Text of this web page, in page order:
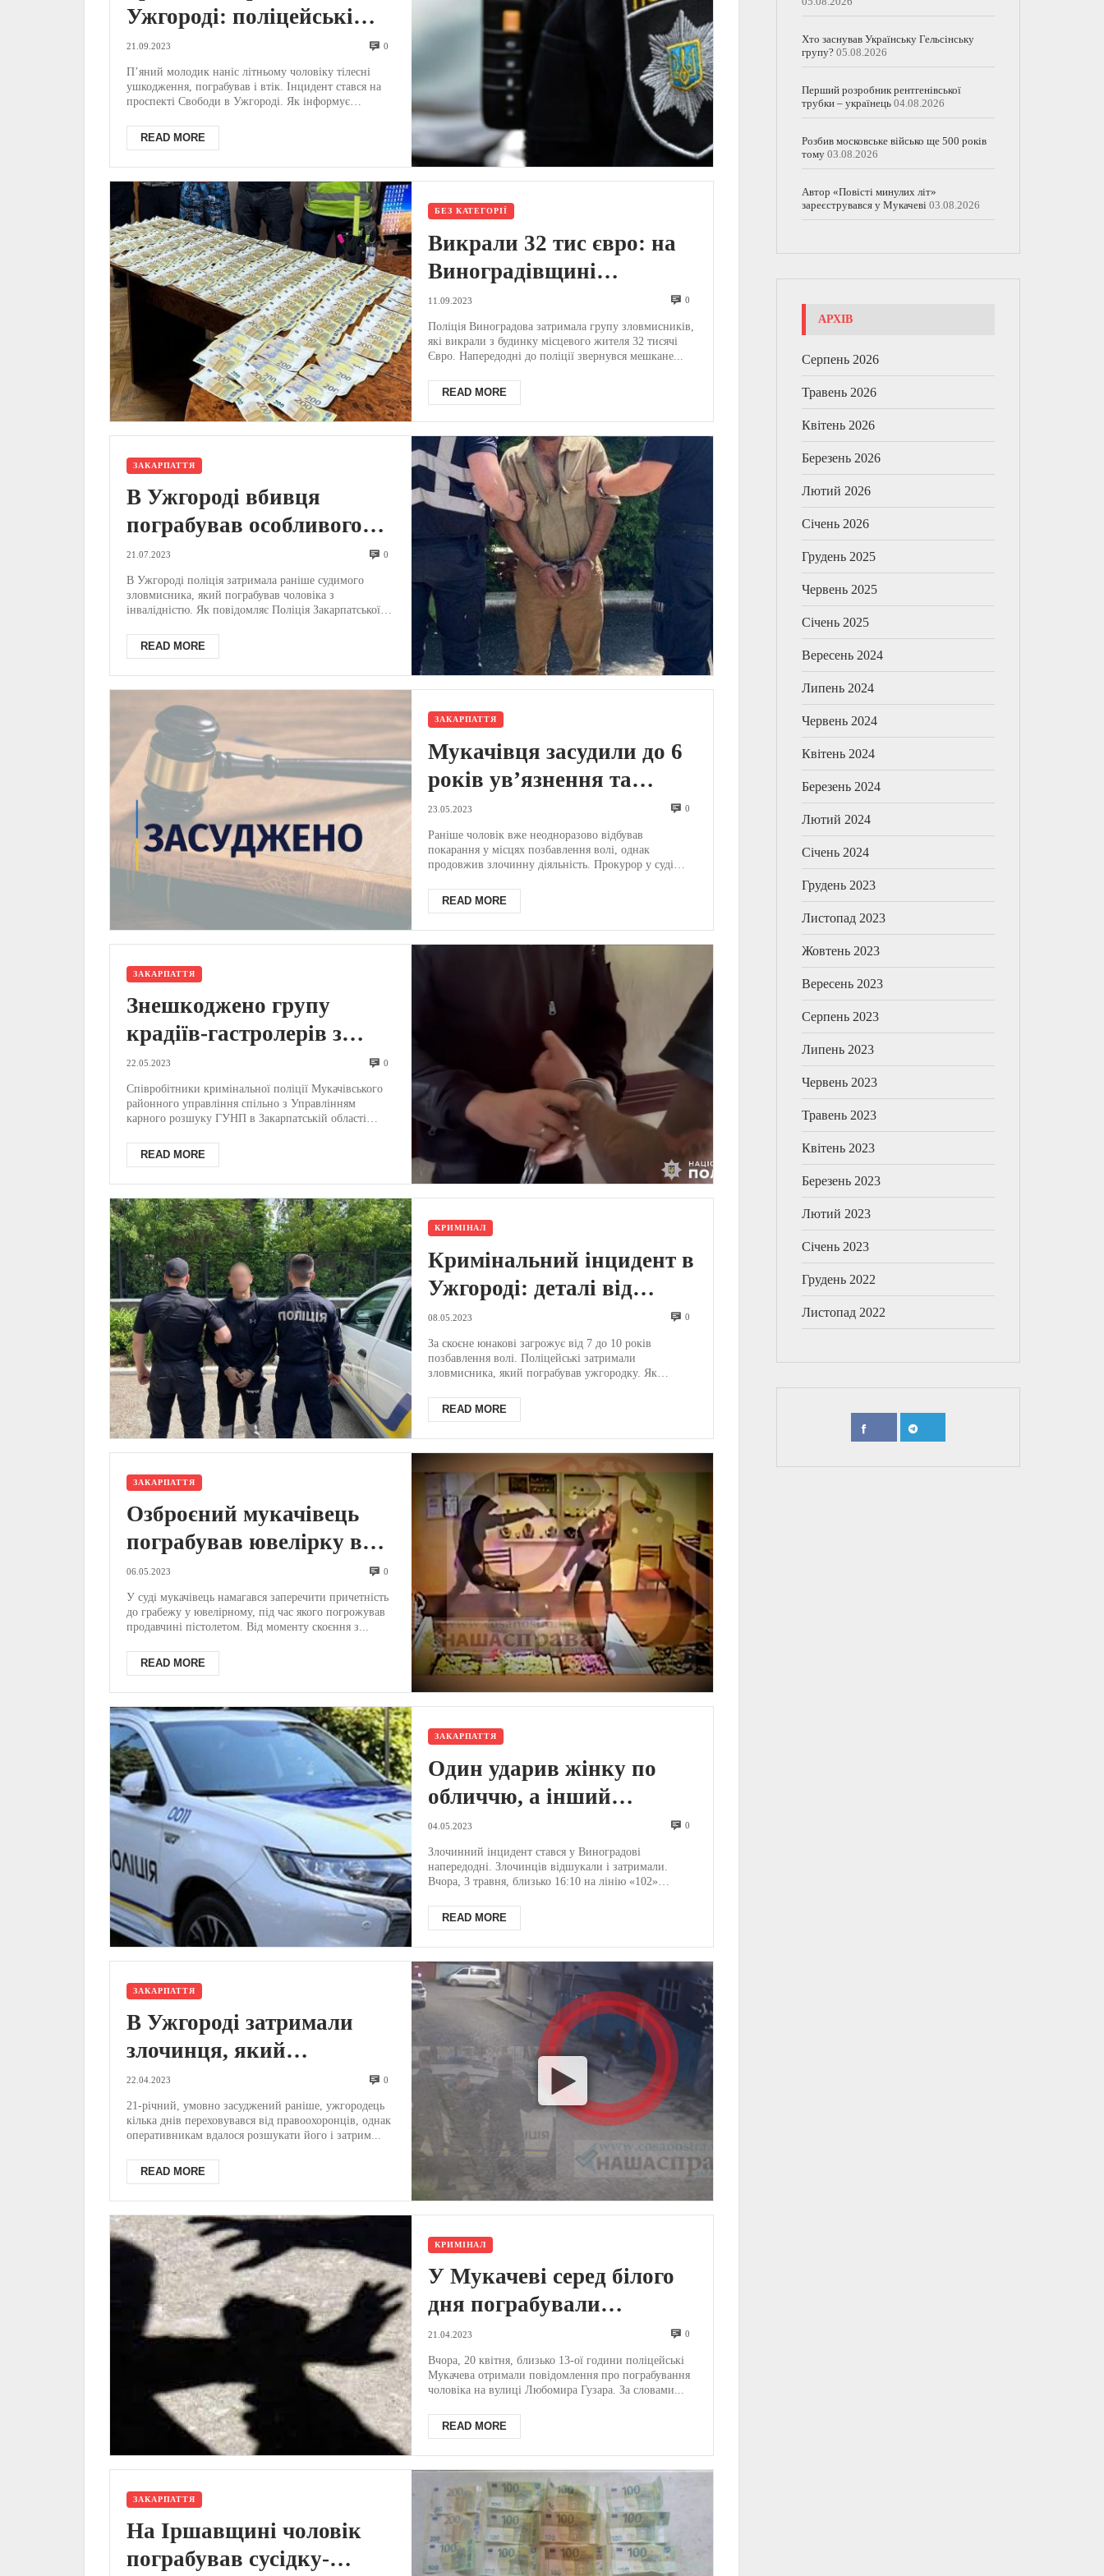
Ужгороді: поліцейські
розповіли деталі (ФОТО)
21.09.2023 0
П’яний молодик наніс літньому чоловіку тілесні
ушкодження, пограбував і втік. Інцидент стався на
проспекті Свободи в Ужгороді. Як інформує
READ MORE
БЕЗ КАТЕГОРІЇ
Викрали 32 тис євро: на
Виноградівщині
пограбували помешкання
(ФОТО)
11.09.2023 0
Поліція Виноградова затримала групу зловмисників,
які викрали з будинку місцевого жителя 32 тисячі
Євро. Напередодні до поліції звернувся мешкане...
READ MORE
ЗАКАРПАТТЯ
В Ужгороді вбивця
пограбував особливого
чоловіка (ФОТО)
21.07.2023 0
В Ужгороді поліція затримала раніше судимого
зловмисника, який пограбував чоловіка з
інвалідністю. Як повідомляє Поліція Закарпатської
READ MORE
ЗАКАРПАТТЯ
Мукачівця засудили до 6
років ув’язнення та
зобов’язали повернути
понад 650 тис грн: відомо,
що він накоїв
23.05.2023 0
Раніше чоловік вже неодноразово відбував
покарання у місцях позбавлення волі, однак
продовжив злочинну діяльність. Прокурор у суді
READ MORE
ЗАКАРПАТТЯ
Знешкоджено групу
крадіїв-гастролерів з
Харківщини, які
промишляли на
Закарпатті (ВІДЕО)
22.05.2023 0
Співробітники кримінальної поліції Мукачівського
районного управління спільно з Управлінням
карного розшуку ГУНП в Закарпатській області
READ MORE
КРИМІНАЛ
Кримінальний інцидент в
Ужгороді: деталі від
поліції (ФОТО)
08.05.2023 0
За скоєне юнакові загрожує від 7 до 10 років
позбавлення волі. Поліцейські затримали
зловмисника, який пограбував ужгородку. Як
READ MORE
ЗАКАРПАТТЯ
Озброєний мукачівець
пограбував ювелірку в
Берегові на майже ₴ 420
тис: 12 років потому суд
першої інстанції виніс
вирок
06.05.2023 0
У суді мукачівець намагався заперечити причетність
до грабежу у ювелірному, під час якого погрожував
продавчині пістолетом. Від моменту скоєння з...
READ MORE
ЗАКАРПАТТЯ
Один ударив жінку по
обличчю, а інший
пограбував: поліція
затримала раніше
судимих грабіжників у
Виноградові (ФОТО)
04.05.2023 0
Злочинний інцидент стався у Виноградові
напередодні. Злочинців відшукали і затримали.
Вчора, 3 травня, близько 16:10 на лінію «102»
READ MORE
ЗАКАРПАТТЯ
В Ужгороді затримали
злочинця, який
переховувався від
правоохоронців (ВІДЕО,
ФОТО)
22.04.2023 0
21-річний, умовно засуджений раніше, ужгородець
кілька днів переховувався від правоохоронців, однак
оперативникам вдалося розшукати його і затрим...
READ MORE
КРИМІНАЛ
У Мукачеві серед білого
дня пограбували
перехожого (ФОТО)
21.04.2023 0
Вчора, 20 квітня, близько 13-ої години поліцейські
Мукачева отримали повідомлення про пограбування
чоловіка на вулиці Любомира Гузара. За словами...
READ MORE
ЗАКАРПАТТЯ
На Іршавщині чоловік
пограбував сусідку-
Хто заснував Українську Гельсінську
групу? 05.08.2026
Перший розробник рентгенівської
трубки – українець 04.08.2026
Розбив московське військо ще 500 років
тому 03.08.2026
Автор «Повісті минулих літ»
зареєструвався у Мукачеві 03.08.2026
АРХІВ
Серпень 2026
Травень 2026
Квітень 2026
Березень 2026
Лютий 2026
Січень 2026
Грудень 2025
Червень 2025
Січень 2025
Вересень 2024
Липень 2024
Червень 2024
Квітень 2024
Березень 2024
Лютий 2024
Січень 2024
Грудень 2023
Листопад 2023
Жовтень 2023
Вересень 2023
Серпень 2023
Липень 2023
Червень 2023
Травень 2023
Квітень 2023
Березень 2023
Лютий 2023
Січень 2023
Грудень 2022
Листопад 2022